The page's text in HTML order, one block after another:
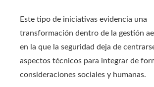
Este tipo de iniciativas evidencia una
transformación dentro de la gestión
en la que la seguridad deja de
aspectos técnicos para integrar de
consideraciones sociales y humanas.